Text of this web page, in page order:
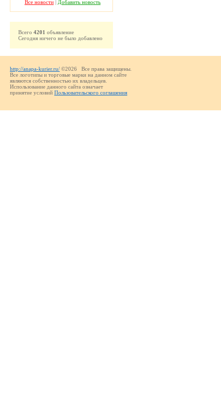
Все новости| Добавить новость
Всего 4201 объявление
Сегодня ничего не было добавлено
http://anapa-kurier.ru/ ©2026 Все права защищены.
Все логотипы и торговые марки на данном сайте
являются собственностью их владельцев.
Использование данного сайта означает
принятие условий Пользовательского соглашения